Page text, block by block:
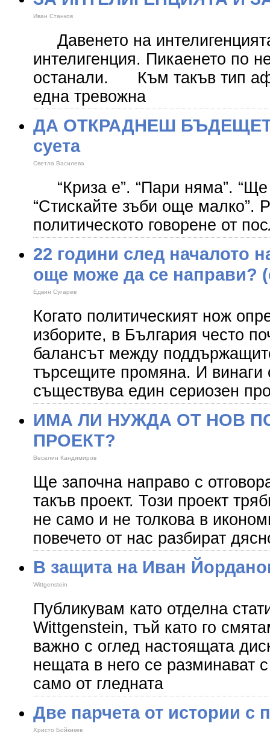
Иван Станков
Давенето на
интелигенция. Пикаенето по
останали. Към такъв тип
една тревожна
ДА ОТКРАДНЕШ
суета
Светла Василева
“Криза е”. “Пари няма”. “Ще
“Стискайте зъби още малко”.
политическото говорене от
22 години след началото
още може да се направи?
Едвин Сугарев
Когато политическият нож
изборите, в България често
балансът между
търсещите промяна. И винаги
съществува един сериозен
ИМА ЛИ НУЖДА ОТ НОВ
ПРОЕКТ?
Веселин Кандимиров
Ще започна направо с
такъв проект. Този проект
не само и не толкова в
повечето от нас разбират
В защита на Иван
Wittgenstein
Публикувам като отделна
Wittgenstein, тъй като го
важно с оглед настоящата
нещата в него се разминават
само от гледната
Две парчета от истории с
Христо Бойкикев